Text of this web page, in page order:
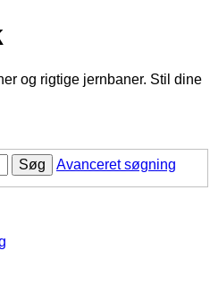
og rigtige jernbaner. Stil dine
Søg Avanceret søgning